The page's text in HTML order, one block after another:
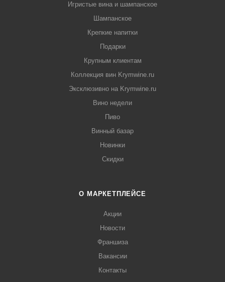
Игристые вина и шампанское
Шампанское
Крепкие напитки
Подарки
Крупным клиентам
Коллекция вин Krymwine.ru
Эксклюзивно на Krymwine.ru
Вино недели
Пиво
Винный базар
Новинки
Скидки
О МАРКЕТПЛЕЙСЕ
Акции
Новости
Франшиза
Вакансии
Контакты